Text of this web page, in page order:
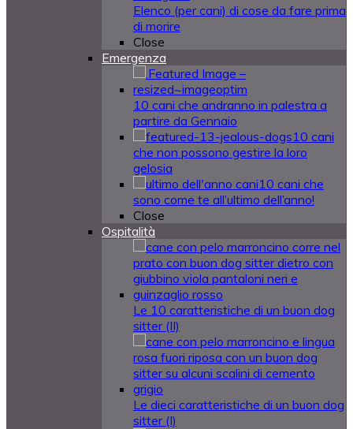
Elenco (per cani) di cose da fare prima
di morire
Close
Emergenza
10 cani che andranno in palestra a
partire da Gennaio
10 cani
che non possono gestire la loro
gelosia
10 cani che
sono come te all’ultimo dell’anno!
Close
Ospitalità
Le 10 caratteristiche di un buon dog
sitter (II)
Le dieci caratteristiche di un buon dog
sitter (I)